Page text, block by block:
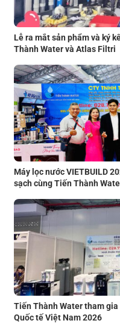
Lễ ra mắt sản phẩm và ký
Thành Water và Atlas Filtri
Máy lọc nước VIETBUILD
sạch cùng Tiến Thành
Tiến Thành Water tham
Quốc tế Việt Nam 2026